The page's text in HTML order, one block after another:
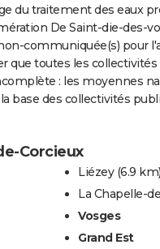
du traitement des eaux
De Saint-die-des-
communiquée(s) pour
que toutes les
: les moyennes
base des collectivités
Corcieux
Liézey (6.9 km)
La Chapelle-
Vosges
Grand Est